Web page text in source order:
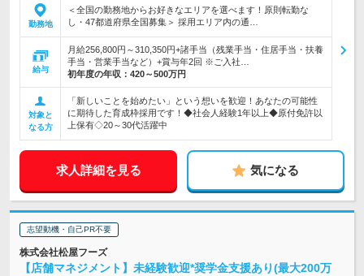
勤務地
＜全国の勤務地からお好きなエリアを選べます！原則転勤な
し・47都道府県全国募集＞ 採用エリア内の通…
給与
月給256,800円～310,350円+諸手当（残業手当・住居手当・扶養
手当・営業手当など）+賞与年2回 ※ご入社…
初年度の年収： 420～500万円
対象と
なる方
「新しいことを始めたい」という想いを歓迎！あなたの可能性
に期待した育成枠採用です！◆社会人経験1年以上◆原付免許以
上保有◇20～30代活躍中
求人詳細を見る 気になる
志望動機・自己PR不要
株式会社松屋フーズ
【店舗マネジメント】未経験歓迎*奨学金支援あり(最大200万